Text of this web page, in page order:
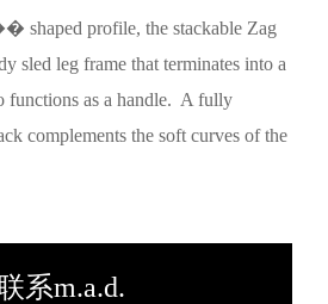
profile, the stackable Zag
sled leg frame that terminates into a
functions as a handle. A fully
complements the soft curves of the
系m.a.d.